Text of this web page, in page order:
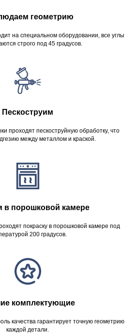
геометрию
на специальном оборудовании, все углы
строго под 45 градусов.
Пескоструим
проходят пескоструйную обработку, что
между металлом и краской.
в порошковой камере
покраску в порошковой камере под
200 градусов.
комплектующие
качества гарантирует точную геометрию
каждой детали.